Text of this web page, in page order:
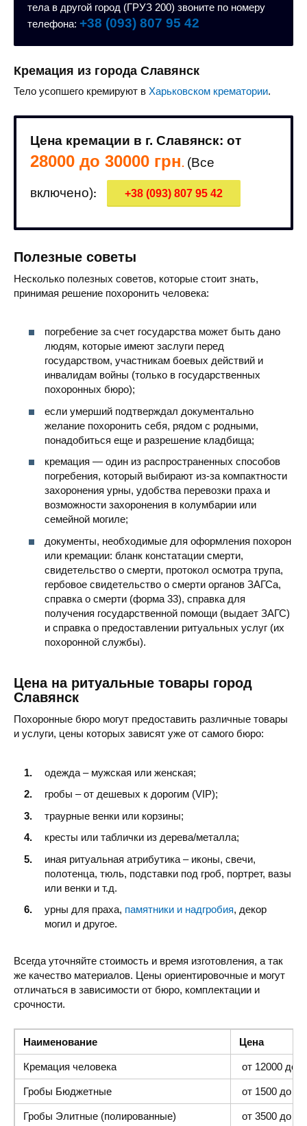
тела в другой город (ГРУЗ 200) звоните по номеру
телефона: +38 (093) 807 95 42
Кремация из города Славянск
Тело усопшего кремируют в Харьковском крематории.
Цена кремации в г. Славянск: от
28000 до 30000 грн. (Все
включено): +38 (093) 807 95 42
Полезные советы
Несколько полезных советов, которые стоит знать,
принимая решение похоронить человека:
погребение за счет государства может быть дано
людям, которые имеют заслуги перед
государством, участникам боевых действий и
инвалидам войны (только в государственных
похоронных бюро);
если умерший подтверждал документально
желание похоронить себя, рядом с родными,
понадобиться еще и разрешение кладбища;
кремация — один из распространенных способов
погребения, который выбирают из-за компактности
захоронения урны, удобства перевозки праха и
возможности захоронения в колумбарии или
семейной могиле;
документы, необходимые для оформления похорон
или кремации: бланк констатации смерти,
свидетельство о смерти, протокол осмотра трупа,
гербовое свидетельство о смерти органов ЗАГСа,
справка о смерти (форма 33), справка для
получения государственной помощи (выдает ЗАГС)
и справка о предоставлении ритуальных услуг (их
похоронной службы).
Цена на ритуальные товары город
Славянск
Похоронные бюро могут предоставить различные товары
и услуги, цены которых зависят уже от самого бюро:
одежда – мужская или женская;
гробы – от дешевых к дорогим (VIP);
траурные венки или корзины;
кресты или таблички из дерева/металла;
иная ритуальная атрибутика – иконы, свечи,
полотенца, тюль, подставки под гроб, портрет, вазы
или венки и т.д.
урны для праха, памятники и надгробия, декор
могил и другое.
Всегда уточняйте стоимость и время изготовления, а так
же качество материалов. Цены ориентировочные и могут
отличаться в зависимости от бюро, комплектации и
срочности.
Наименование Цена
Кремация человека от 12000 до
Гробы Бюджетные от 1500 до
Гробы Элитные (полированные) от 3500 до